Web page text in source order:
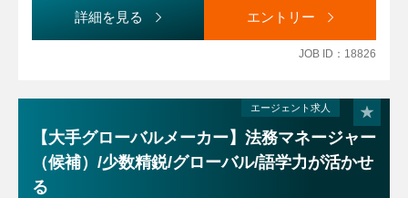
争案件の対応支援（例：外部弁護士との連携）
＜雇入れ直後＞法務職およびこれらに付随する一切の業務
のやりとりも多いです。
詳細を見る エントリー
JOB ID：18826
エージェント求人
【大手グローバルメーカー】法務マネージャー
（候補）/少数精鋭/グローバル/語学力が活かせ
る